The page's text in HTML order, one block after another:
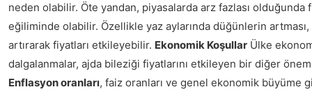
neden olabilir. Öte yandan, piyasalarda arz fazlası olduğunda
eğiliminde olabilir. Özellikle yaz aylarında düğünlerin
artırarak fiyatları etkileyebilir. Ekonomik Koşullar Ülke
dalgalanmalar, ajda bileziği fiyatlarını etkileyen bir diğer
Enflasyon oranları, faiz oranları ve genel ekonomik büyüme